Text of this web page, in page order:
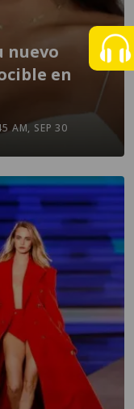
nuevo
en
AM, SEP 30